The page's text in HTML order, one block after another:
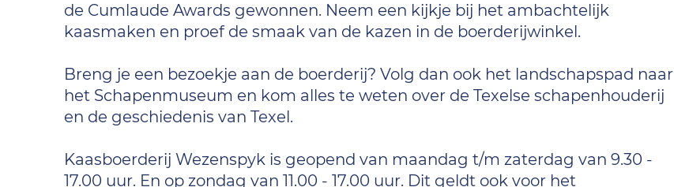
de Cumlaude Awards gewonnen. Neem een kijkje bij het ambachtelijk
kaasmaken en proef de smaak van de kazen in de boerderijwinkel.
Breng je een bezoekje aan de boerderij? Volg dan ook het landschapspad naar
het Schapenmuseum en kom alles te weten over de Texelse schapenhouderij
en de geschiedenis van Texel.
Kaasboerderij Wezenspyk is geopend van maandag t/m zaterdag van 9.30 -
17.00 uur. En op zondag van 11.00 - 17.00 uur. Dit geldt ook voor het